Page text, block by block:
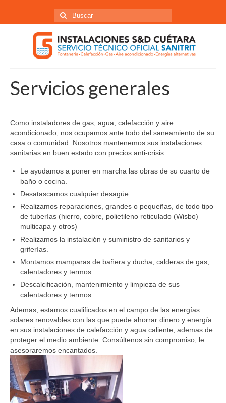
Buscar
por:
Servicios generales
Como instaladores de gas, agua, calefacción y aire
acondicionado, nos ocupamos ante todo del saneamiento de su
casa o comunidad. Nosotros mantenemos sus instalaciones
sanitarias en buen estado con precios anti-crisis.
Le ayudamos a poner en marcha las obras de su cuarto de
baño o cocina.
Desatascamos cualquier desagüe
Realizamos reparaciones, grandes o pequeñas, de todo tipo
de tuberías (hierro, cobre, polietileno reticulado (Wisbo)
multicapa y otros)
Realizamos la instalación y suministro de sanitarios y
griferías.
Montamos mamparas de bañera y ducha, calderas de gas,
calentadores y termos.
Descalcificación, mantenimiento y limpieza de sus
calentadores y termos.
Ademas, estamos cualificados en el campo de las energías
solares renovables con las que puede ahorrar dinero y energía
en sus instalaciones de calefacción y agua caliente, ademas de
proteger el medio ambiente. Consúltenos sin compromiso, le
asesoraremos encantados.